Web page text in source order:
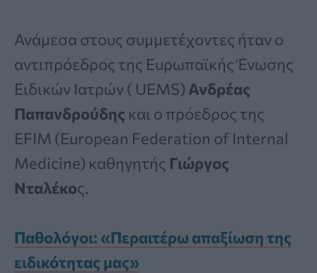
Ανάμεσα στους συμμετέχοντες ήταν ο
αντιπρόεδρος της Ευρωπαϊκής Ένωσης
Ειδικών Ιατρών ( UEMS) Ανδρέας
Παπανδρούδης και ο πρόεδρος της
EFIM (European Federation of Internal
Medicine) καθηγητής Γιώργος
Νταλέκος.
Παθολόγοι: «Περαιτέρω απαξίωση της
ειδικότητας μας»